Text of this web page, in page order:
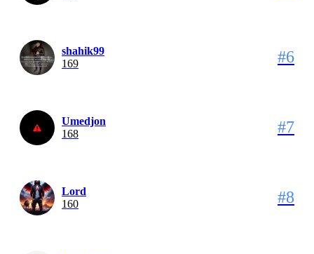
shahik99
169
#6
Umedjon
168
#7
Lord
160
#8